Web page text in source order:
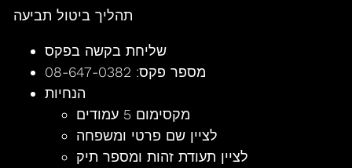
תהליך ביטול תביעה
שליחת בקשה בפקס
מספר פקס: 08-647-0382
הנחיות
מקסימום 5 עמודים
לציין שם פרטי ומשפחה
לציין תעודת זהות ומספר תיק